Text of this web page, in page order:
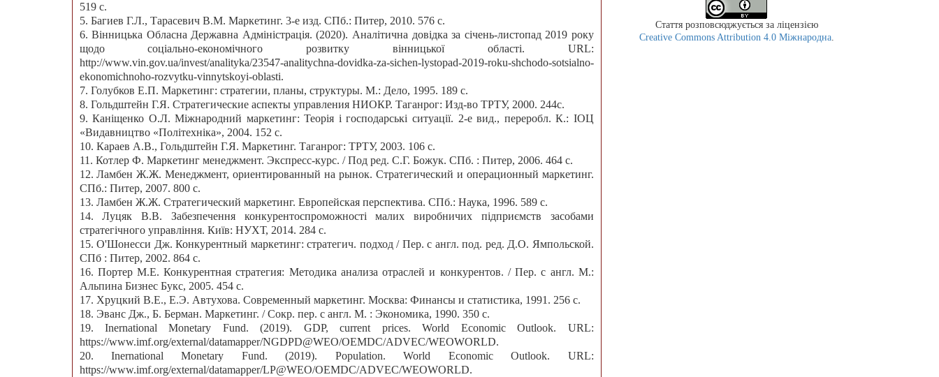
519 с.
5. Багиев Г.Л., Тарасевич В.М. Маркетинг. 3-е изд. СПб.: Питер, 2010. 576 с.
6. Вінницька Обласна Державна Адміністрація. (2020). Аналітична довідка за січень-листопад 2019 року
щодо соціально-економічного розвитку вінницької області. URL:
http://www.vin.gov.ua/invest/analityka/23547-analitychna-dovidka-za-sichen-lystopad-2019-roku-shchodo-sotsialno-
ekonomichnoho-rozvytku-vinnytskoyi-oblasti.
7. Голубков Е.П. Маркетинг: стратегии, планы, структуры. М.: Дело, 1995. 189 с.
8. Гольдштейн Г.Я. Стратегические аспекты управления НИОКР. Таганрог: Изд-во ТРТУ, 2000. 244с.
9. Каніщенко О.Л. Міжнародний маркетинг: Теорія і господарські ситуації. 2-е вид., переробл. К.: ІОЦ
«Видавництво «Політехніка», 2004. 152 с.
10. Караев А.В., Гольдштейн Г.Я. Маркетинг. Таганрог: ТРТУ, 2003. 106 с.
11. Котлер Ф. Маркетинг менеджмент. Экспресс-курс. / Под ред. С.Г. Божук. СПб. : Питер, 2006. 464 с.
12. Ламбен Ж.Ж. Менеджмент, ориентированный на рынок. Стратегический и операционный маркетинг.
СПб.: Питер, 2007. 800 с.
13. Ламбен Ж.Ж. Стратегический маркетинг. Европейская перспектива. СПб.: Наука, 1996. 589 с.
14. Луцяк В.В. Забезпечення конкурентоспроможності малих виробничих підприємств засобами
стратегічного управління. Київ: НУХТ, 2014. 284 с.
15. О'Шонесси Дж. Конкурентный маркетинг: стратегич. подход / Пер. с англ. под. ред. Д.О. Ямпольской.
СПб : Питер, 2002. 864 с.
16. Портер М.Е. Конкурентная стратегия: Методика анализа отраслей и конкурентов. / Пер. с англ. М.:
Альпина Бизнес Букс, 2005. 454 с.
17. Хруцкий В.Е., Е.Э. Автухова. Современный маркетинг. Москва: Финансы и статистика, 1991. 256 с.
18. Эванс Дж., Б. Берман. Маркетинг. / Сокр. пер. с англ. М. : Экономика, 1990. 350 с.
19. Inernational Monetary Fund. (2019). GDP, current prices. World Economic Outlook. URL:
https://www.imf.org/external/datamapper/NGDPD@WEO/OEMDC/ADVEC/WEOWORLD.
20. Inernational Monetary Fund. (2019). Population. World Economic Outlook. URL:
https://www.imf.org/external/datamapper/LP@WEO/OEMDC/ADVEC/WEOWORLD.
Стаття розповсюджується за ліцензією
Creative Commons Attribution 4.0 Міжнародна.